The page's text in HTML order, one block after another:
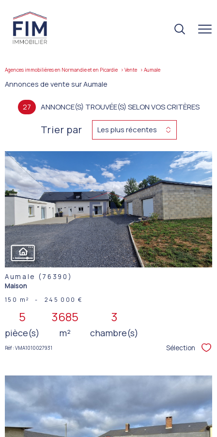
Agences immobilières en Normandie et en Picardie Vente aumale
Annonces de vente sur Aumale
27 ANNONCE(S) TROUVÉE(S) SELON VOS CRITÈRES
Trier par Les plus récentes
VOIR LE
BIEN
Aumale (76390)
Maison
150 m² - 245 000 €
5
pièce(s)
3685
m²
3
chambre(s)
Réf : VMA1010027931 Sélection